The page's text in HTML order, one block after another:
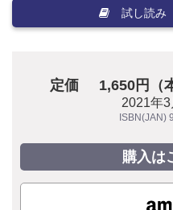
試し読み
定価 1,650円（
2021年
ISBN(JAN)
購入は